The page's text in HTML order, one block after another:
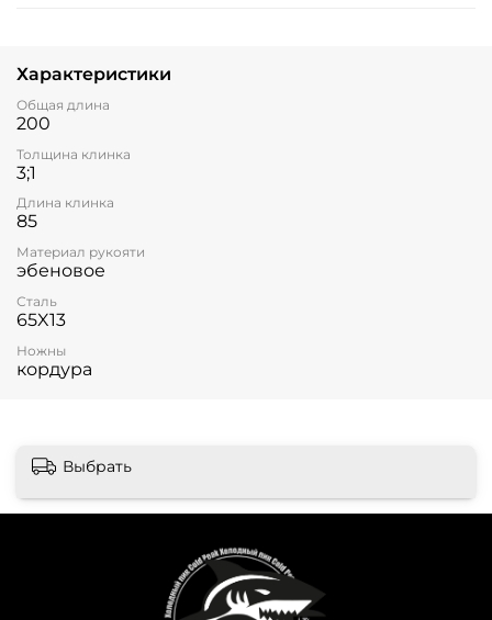
Характеристики
Общая длина
200
Толщина клинка
3;1
Длина клинка
85
Материал рукояти
эбеновое
Сталь
65X13
Ножны
кордура
Выбрать